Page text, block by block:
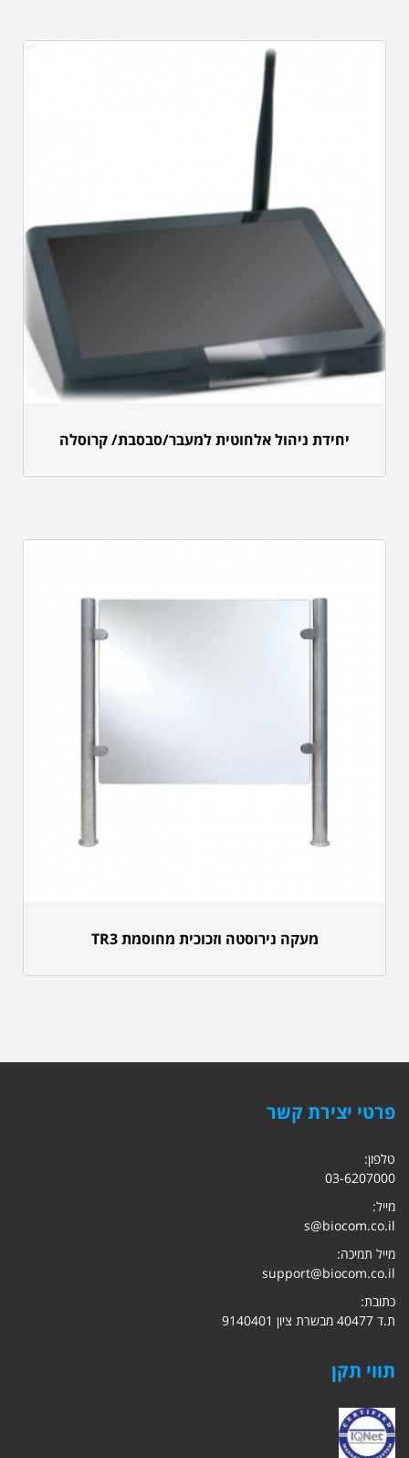
יחידת ניהול אלחוטית למעבר/סבסבת/ קרוסלה
מעקה נירוסטה וזכוכית מחוסמת TR3
פרטי יצירת קשר
טלפון:
03-6207000
מייל:
s@biocom.co.il
מייל תמיכה:
support@biocom.co.il
כתובת:
ת.ד 40477 מבשרת ציון 9140401
תווי תקן